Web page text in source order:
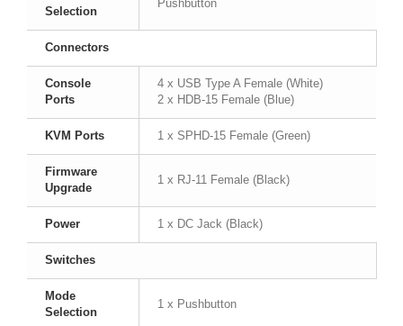
Selection
Pushbutton
Connectors
Console
Ports
4 x USB Type A Female (White)
2 x HDB-15 Female (Blue)
KVM Ports 1 x SPHD-15 Female (Green)
Firmware
Upgrade
1 x RJ-11 Female (Black)
Power 1 x DC Jack (Black)
Switches
Mode
Selection
1 x Pushbutton